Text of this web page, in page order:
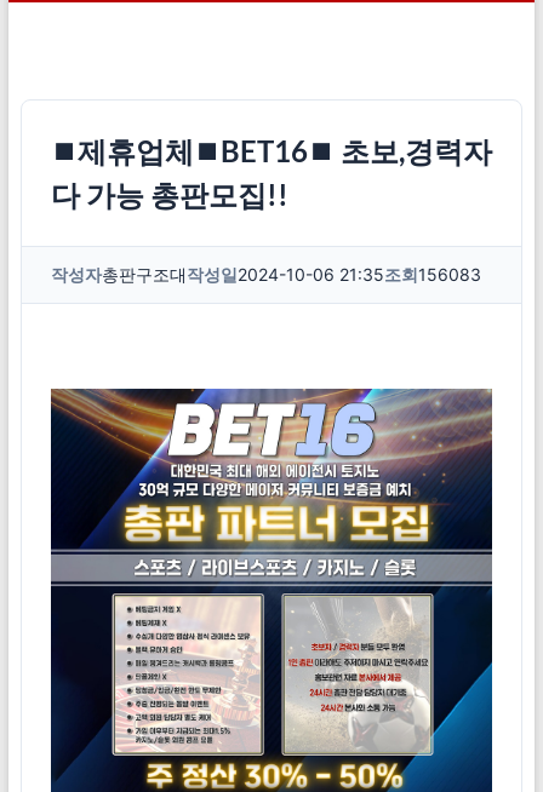
⏹제휴업체⏹BET16⏹ 초보,경력자
다 가능 총판모집!!
작성자총판구조대작성일2024-10-06 21:35조회156083